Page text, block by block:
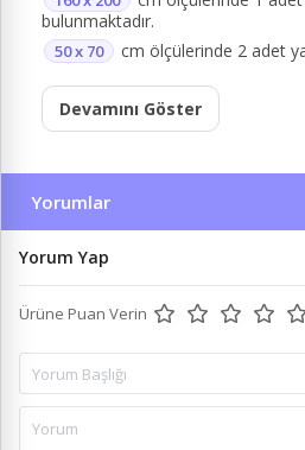
bulunmaktadır.
50 x 70 cm ölçülerinde 2 adet
Devamını Göster
Yorumlar
Yorum Yap
Ürüne Puan Verin